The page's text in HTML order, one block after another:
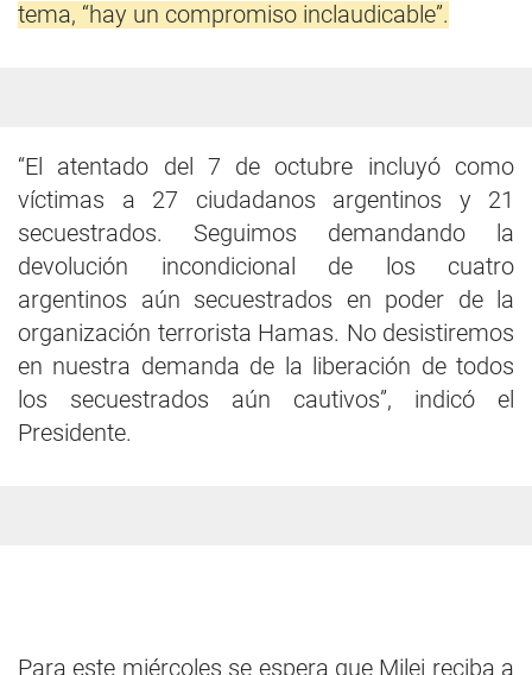
tema, “hay un compromiso inclaudicable”.
“El atentado del 7 de octubre incluyó como
víctimas a 27 ciudadanos argentinos y 21
secuestrados. Seguimos demandando la
devolución incondicional de los cuatro
argentinos aún secuestrados en poder de la
organización terrorista Hamas. No desistiremos
en nuestra demanda de la liberación de todos
los secuestrados aún cautivos”, indicó el
Presidente.
Para este miércoles se espera que Milei reciba a